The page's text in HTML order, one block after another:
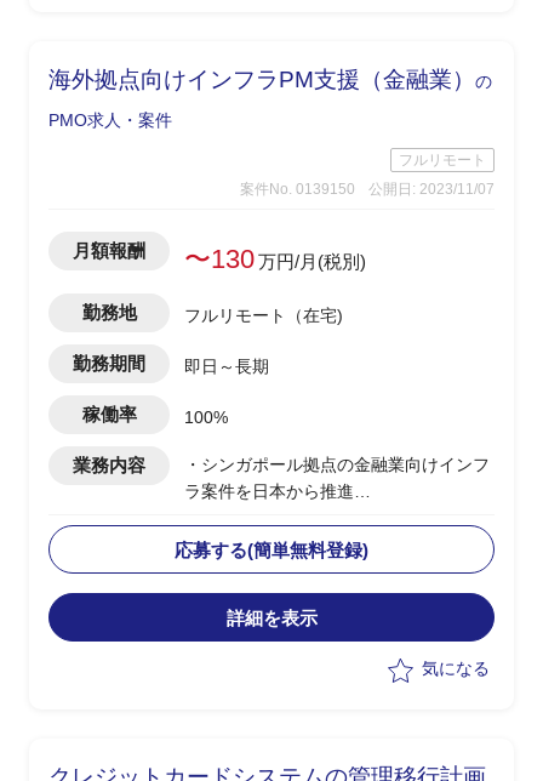
海外拠点向けインフラPM支援（金融業）
の
PMO求人・案件
フルリモート
案件No. 0139150
公開日: 2023/11/07
月額報酬 〜130万円/月(税別)
勤務地 フルリモート（在宅)
勤務期間 即日～長期
稼働率 100%
業務内容
・シンガポール拠点の金融業向けインフ
ラ案件を日本から推進
とコミュニケーションを取る
・複数PJの上流～環境構築までがスコー
プ
・英語での成果物作成/顧客内定例MTG
応募する(簡単無料登録)
詳細を表示
気になる